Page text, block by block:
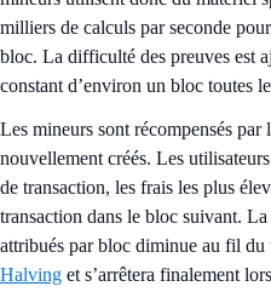
milliers de calculs par seconde
bloc. La difficulté des preuves est
constant d’environ un bloc toutes
Les mineurs sont récompensés
nouvellement créés. Les
de transaction, les frais les plus
transaction dans le bloc suivant.
attribués par bloc diminue au fil du
Halving et s’arrêtera finalement